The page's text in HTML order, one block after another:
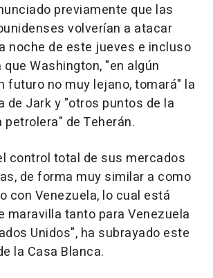
previamente que las
volverían a atacar
noche de este jueves e incluso
Washington, "en algún
futuro no muy lejano, tomará" la
de Jark y "otros puntos de la
de Teherán.
control total de sus mercados
de forma muy similar a como
con Venezuela, lo cual está
maravilla tanto para Venezuela
Unidos", ha subrayado este
la Casa Blanca.